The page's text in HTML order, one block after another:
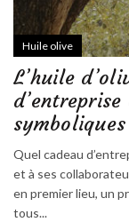
Huile olive
L’huile
symboliques
Quel cadeau
et à ses
en premier lieu, un
tous...